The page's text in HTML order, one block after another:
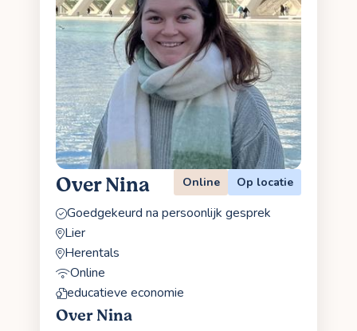
Over Nina Online Op locatie
Goedgekeurd na persoonlijk gesprek
Lier
Herentals
Online
educatieve economie
Over Nina